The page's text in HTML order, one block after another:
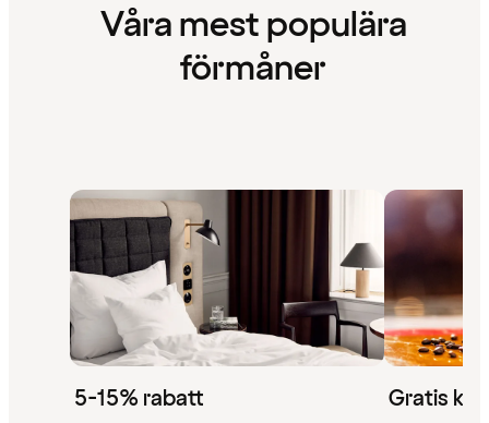
Våra mest populära
förmåner
5-15% rabatt Gratis